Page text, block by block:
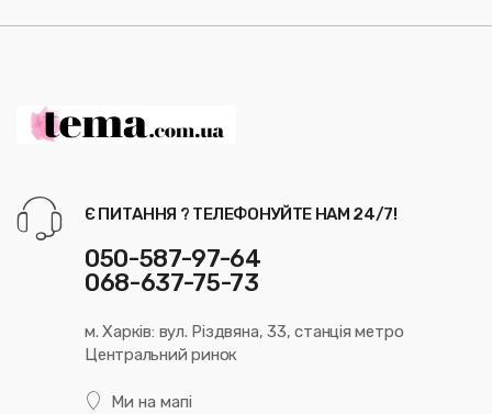
Є ПИТАННЯ ? ТЕЛЕФОНУЙТЕ НАМ 24/7!
050-587-97-64
068-637-75-73
м. Харків: вул. Різдвяна, 33, станція метро
Центральний ринок
Ми на мапі